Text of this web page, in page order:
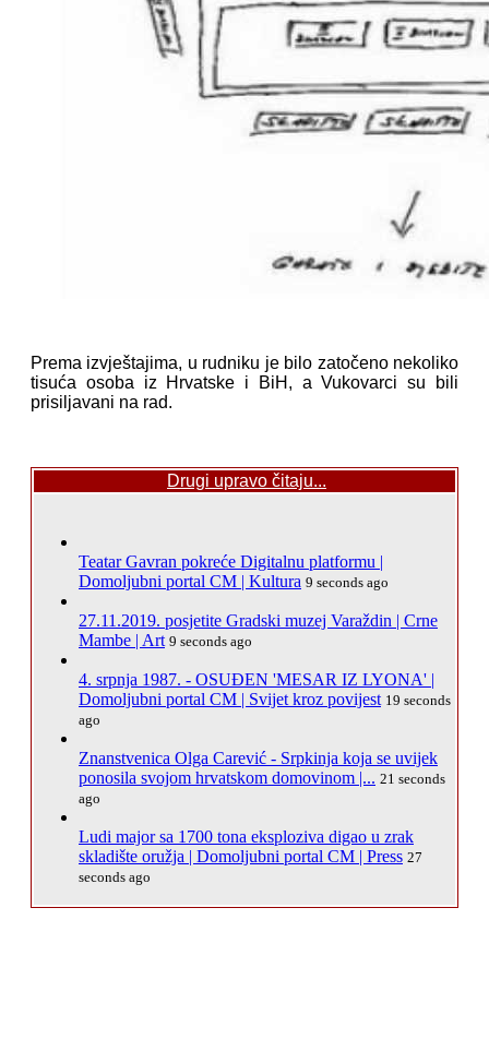
Prema izvještajima, u rudniku je bilo zatočeno nekoliko
tisuća osoba iz Hrvatske i BiH, a Vukovarci su bili
prisiljavani na rad.
Drugi upravo čitaju...
Teatar Gavran pokreće Digitalnu platformu |
Domoljubni portal CM | Kultura 9 seconds ago
27.11.2019. posjetite Gradski muzej Varaždin | Crne
Mambe | Art 9 seconds ago
4. srpnja 1987. - OSUĐEN 'MESAR IZ LYONA' |
Domoljubni portal CM | Svijet kroz povijest 19 seconds
ago
Znanstvenica Olga Carević - Srpkinja koja se uvijek
ponosila svojom hrvatskom domovinom |... 21 seconds
ago
Ludi major sa 1700 tona eksploziva digao u zrak
skladište oružja | Domoljubni portal CM | Press 27
seconds ago